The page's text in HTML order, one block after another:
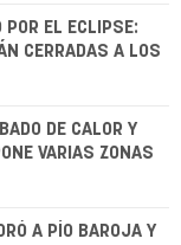
POR EL ECLIPSE:
CERRADAS A LOS
DE CALOR Y
VARIAS ZONAS
A PÍO BAROJA Y